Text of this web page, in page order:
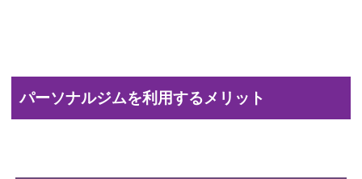
パーソナルジムを利用するメリット